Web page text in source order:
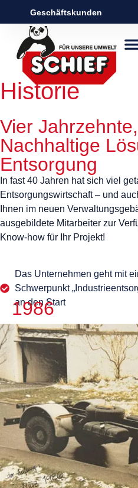
Geschäftskunden
Historie
Vier
Nachhaltige
Entsorgung
In fast 40 Jahren hat sich viel
Entsorgungswirtschaft – und
Ihnen im neuen
ausgebildete Mitarbeiter zur
Know-how für Ihr Projekt!
Das Unternehmen geht mit
Schwerpunkt
an den Start
1986